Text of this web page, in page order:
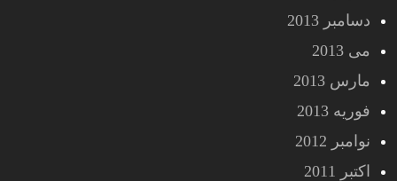
دسامبر 2013
می 2013
مارس 2013
فوریه 2013
نوامبر 2012
اکتبر 2011